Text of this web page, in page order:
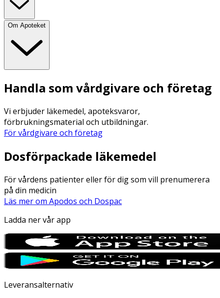
Om Apoteket
Handla som vårdgivare och företag
Vi erbjuder läkemedel, apoteksvaror,
förbrukningsmaterial och utbildningar.
För vårdgivare och företag
Dosförpackade läkemedel
För vårdens patienter eller för dig som vill prenumerera
på din medicin
Läs mer om Apodos och Dospac
Ladda ner vår app
Leveransalternativ